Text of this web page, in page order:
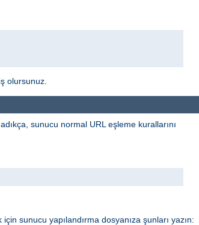
olursunuz.
sunucu normal URL eşleme kurallarını
sunucu yapılandırma dosyanıza şunları yazın: